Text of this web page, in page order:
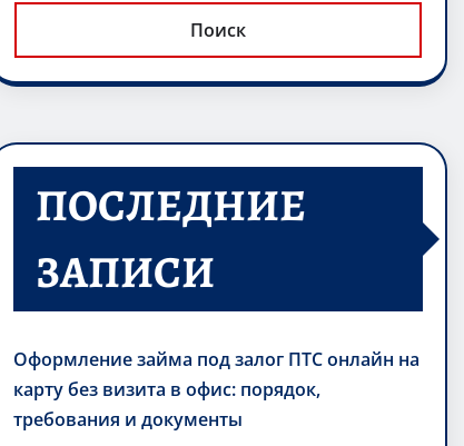
Поиск
ПОСЛЕДНИЕ
ЗАПИСИ
Оформление займа под залог ПТС онлайн на
карту без визита в офис: порядок,
требования и документы